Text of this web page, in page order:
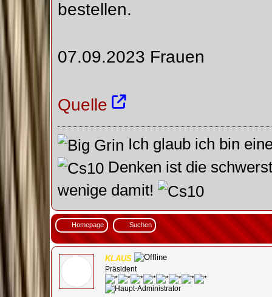
bestellen.
07.09.2023 Frauen
Quelle
Ich glaub ich bin
Denken ist die
wenige damit!
Homepage Suchen
KLAUS
Präsident